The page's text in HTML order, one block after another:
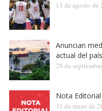
13 de agosto de
Anuncian
actual del país
28 de
Nota
31 de mayo de